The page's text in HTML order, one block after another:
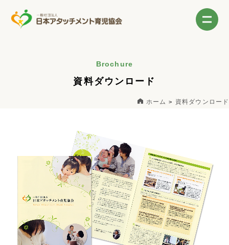
Brochure
資料ダウンロード
ホーム 資料ダウンロード